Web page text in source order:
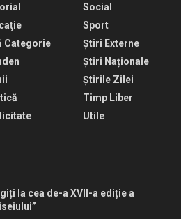
Categorie
Social
Sport
Știri Externe
Știri Naționale
Știrile Zilei
Timp Liber
Utile
la cea de-a XVII-a ediție a